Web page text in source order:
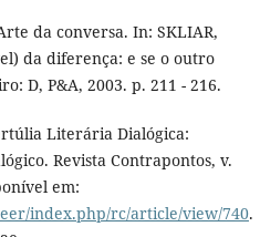
da conversa. In: SKLIAR,
da diferença: e se o outro
D, P&A, 2003. p. 211 - 216.
Literária Dialógica:
Revista Contrapontos, v.
em:
index.php/rc/article/view/740.